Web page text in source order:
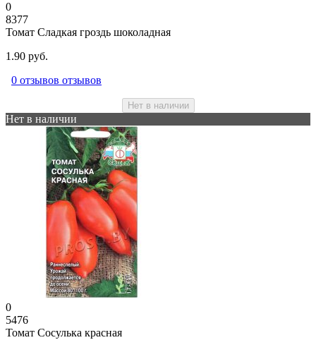
0
8377
Томат Сладкая гроздь шоколадная
1.90 руб.
0 отзывов отзывов
Нет в наличии
Нет в наличии
0
5476
Томат Сосулька красная